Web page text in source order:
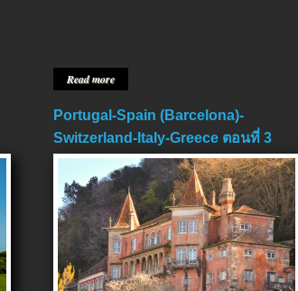
Read more
Portugal-Spain (Barcelona)-
Switzerland-Italy-Greece ตอนที่ 3